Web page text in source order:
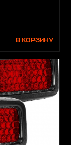
В КОРЗИНУ